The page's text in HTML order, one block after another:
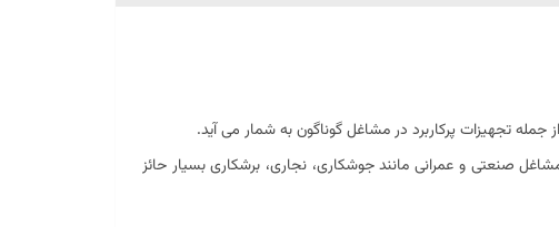
تجهیزات پرکاربرد در مشاغل گوناگون به شمار می آید.
صنعتی و عمرانی مانند جوشکاری، نجاری، برشکاری بسیار حائز